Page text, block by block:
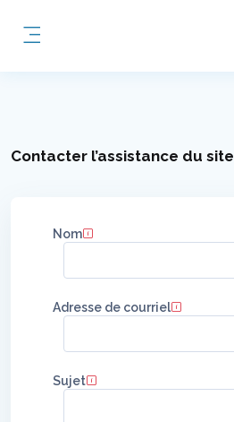
Contacter l’assistance du site
Nom
Adresse de courriel
Sujet